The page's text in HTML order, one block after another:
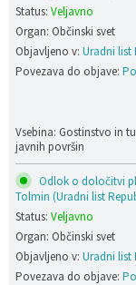
Status: Veljavno
Organ: Občinski svet
Objavljeno v: Uradni list
Povezava do objave:
Vsebina: Gostinstvo in
javnih površin
Odlok o določitvi
Tolmin (Uradni list
Status: Veljavno
Organ: Občinski svet
Objavljeno v: Uradni list
Povezava do objave: